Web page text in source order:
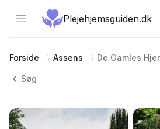
Open menuPlejehjemsguiden.dk
Forside Assens De Gamles
Søg